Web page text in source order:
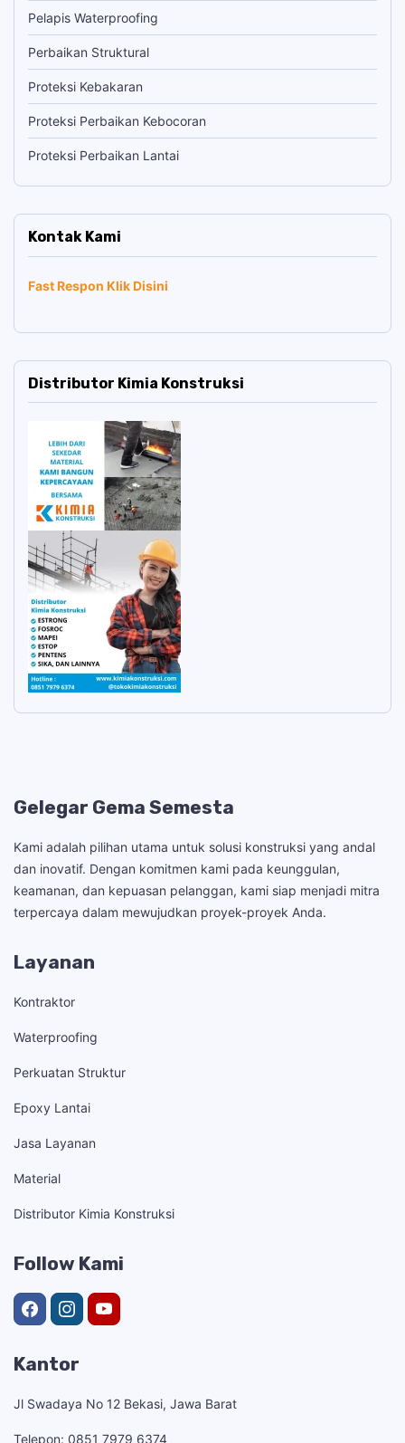
Pelapis Waterproofing
Perbaikan Struktural
Proteksi Kebakaran
Proteksi Perbaikan Kebocoran
Proteksi Perbaikan Lantai
Kontak Kami
Fast Respon Klik Disini
Distributor Kimia Konstruksi
Gelegar Gema Semesta
Kami adalah pilihan utama untuk solusi konstruksi yang andal
dan inovatif. Dengan komitmen kami pada keunggulan,
keamanan, dan kepuasan pelanggan, kami siap menjadi mitra
terpercaya dalam mewujudkan proyek-proyek Anda.
Layanan
Kontraktor
Waterproofing
Perkuatan Struktur
Epoxy Lantai
Jasa Layanan
Material
Distributor Kimia Konstruksi
Follow Kami
Kantor
Jl Swadaya No 12 Bekasi, Jawa Barat
Telepon: 0851 7979 6374